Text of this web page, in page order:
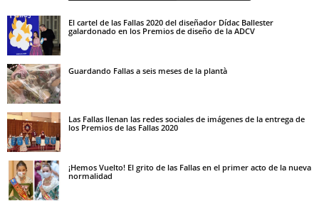
El cartel de las Fallas 2020 del diseñador Dídac Ballester
galardonado en los Premios de diseño de la ADCV
Guardando Fallas a seis meses de la plantà
Las Fallas llenan las redes sociales de imágenes de la entrega de
los Premios de las Fallas 2020
¡Hemos Vuelto! El grito de las Fallas en el primer acto de la nueva
normalidad